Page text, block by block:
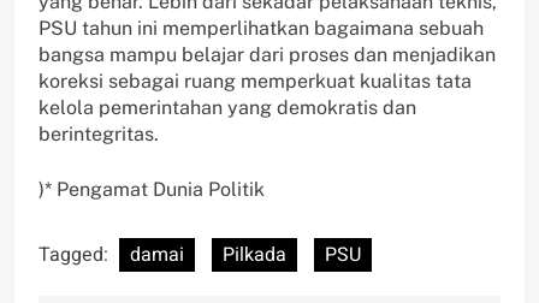
PSU tahun ini memperlihatkan bagaimana sebuah
bangsa mampu belajar dari proses dan menjadikan
koreksi sebagai ruang memperkuat kualitas tata
kelola pemerintahan yang demokratis dan
berintegritas.
)* Pengamat Dunia Politik
Tagged: damai Pilkada PSU